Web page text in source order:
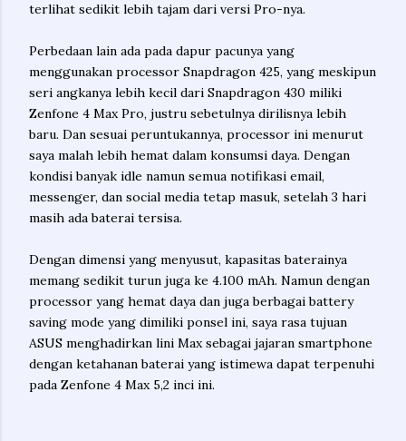
terlihat sedikit lebih tajam dari versi Pro-nya.
Perbedaan lain ada pada dapur pacunya yang
menggunakan processor Snapdragon 425, yang meskipun
seri angkanya lebih kecil dari Snapdragon 430 miliki
Zenfone 4 Max Pro, justru sebetulnya dirilisnya lebih
baru. Dan sesuai peruntukannya, processor ini menurut
saya malah lebih hemat dalam konsumsi daya. Dengan
kondisi banyak idle namun semua notifikasi email,
messenger, dan social media tetap masuk, setelah 3 hari
masih ada baterai tersisa.
Dengan dimensi yang menyusut, kapasitas baterainya
memang sedikit turun juga ke 4.100 mAh. Namun dengan
processor yang hemat daya dan juga berbagai battery
saving mode yang dimiliki ponsel ini, saya rasa tujuan
ASUS menghadirkan lini Max sebagai jajaran smartphone
dengan ketahanan baterai yang istimewa dapat terpenuhi
pada Zenfone 4 Max 5,2 inci ini.